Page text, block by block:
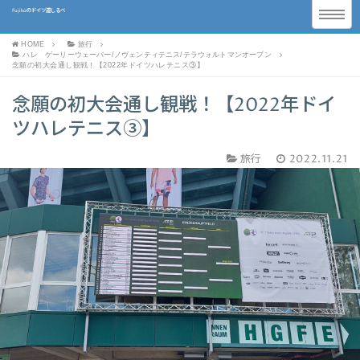
Fujikoのドイツ道しるべ
HOME
旅行
ハレ ゲーリーウェーバー/ノヴェンティテニス/テラウォルトマンオープン
念願の初大会通し観戦！【2022年ドイツハレテニス③】
念願の初大会通し観戦！【2022年ドイ
ツハレテニス③】
旅行 2022.11.21